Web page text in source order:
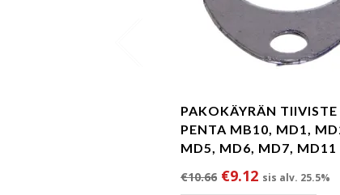
PAKOKÄYRÄN
PENTA MB10, MD1,
MD5, MD6, MD7, MD11
€10.66 Alkuperäinen
€9.12Nykyinen
sis alv. 25.5%